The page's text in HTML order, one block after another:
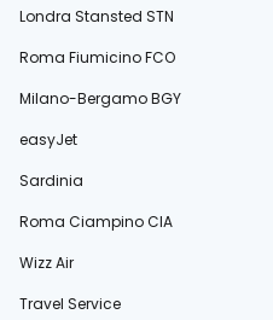
Londra Stansted STN
Roma Fiumicino FCO
Milano-Bergamo BGY
easyJet
Sardinia
Roma Ciampino CIA
Wizz Air
Travel Service